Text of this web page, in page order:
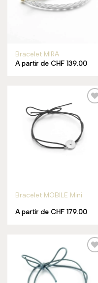
Rupture de stock
Bracelet MIRA
A partir deCHF 139.00
Bracelet MOBILE Mini
A partir deCHF 179.00
wishlist